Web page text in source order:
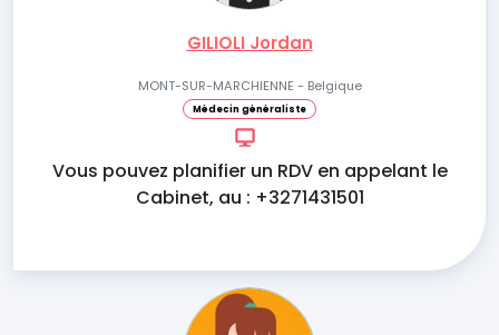
GILIOLI Jordan
MONT-SUR-MARCHIENNE - Belgique
Médecin généraliste
Vous pouvez planifier un RDV en appelant le
Cabinet, au : +3271431501